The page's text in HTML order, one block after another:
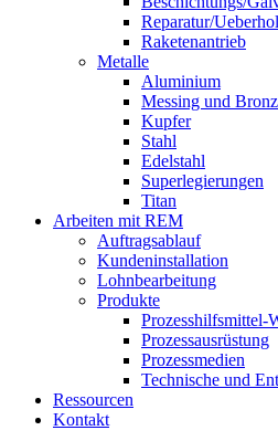
Reparatur/
Raketenantrieb
Metalle
Aluminium
Messing und
Kupfer
Stahl
Edelstahl
Superlegierungen
Titan
Arbeiten mit REM
Auftragsablauf
Kundeninstallation
Lohnbearbeitung
Produkte
Prozesshilfsmittel-
Prozessausrüstung
Prozessmedien
Technische und
Ressourcen
Kontakt